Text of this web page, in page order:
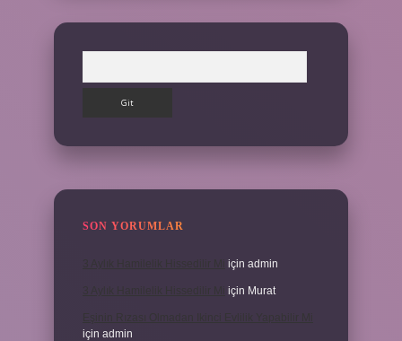
SON YORUMLAR
için admin
için Murat
için admin